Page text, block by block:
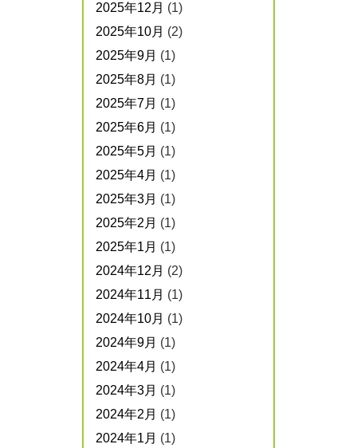
2025年12月 (1)
2025年10月 (2)
2025年9月 (1)
2025年8月 (1)
2025年7月 (1)
2025年6月 (1)
2025年5月 (1)
2025年4月 (1)
2025年3月 (1)
2025年2月 (1)
2025年1月 (1)
2024年12月 (2)
2024年11月 (1)
2024年10月 (1)
2024年9月 (1)
2024年4月 (1)
2024年3月 (1)
2024年2月 (1)
2024年1月 (1)